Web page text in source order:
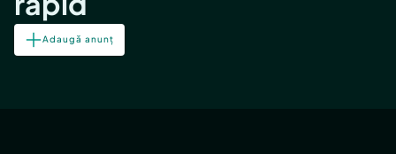
Adaugă anunț